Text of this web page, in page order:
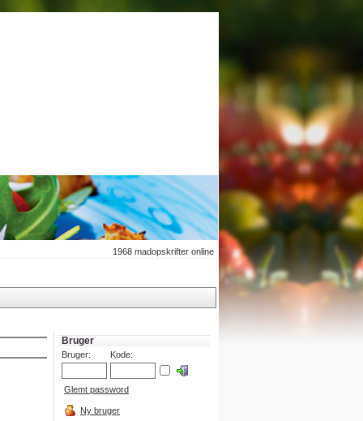
1968 madopskrifter online
Bruger
Bruger: Kode:
Glemt password
Ny bruger